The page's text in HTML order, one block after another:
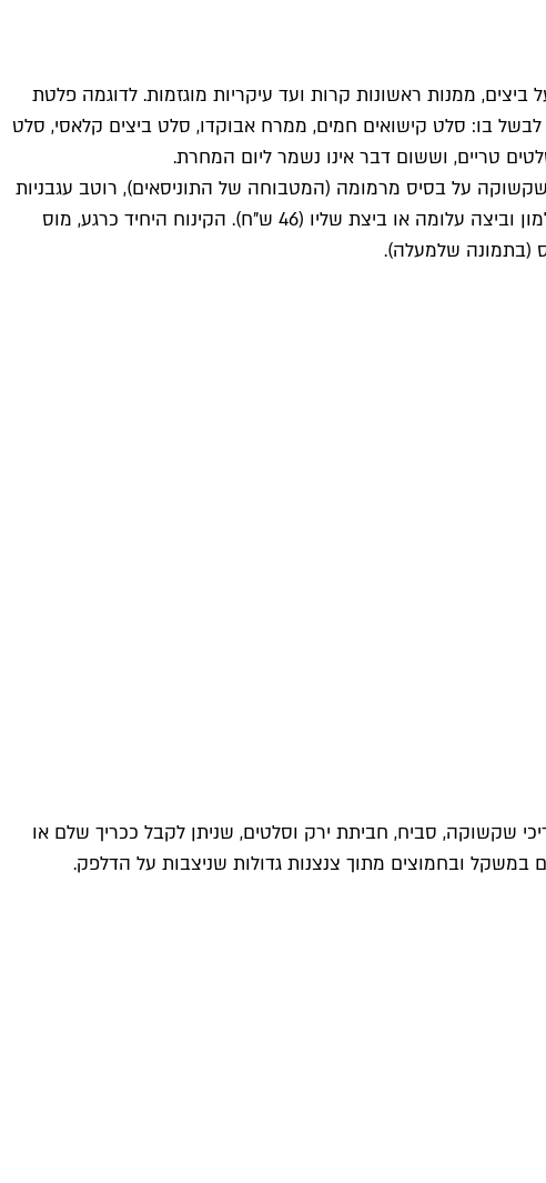
ביצים, ממנות ראשונות קרות ועד עיקריות מוגזמות. לדוגמה פלטת
בו: סלט קישואים חמים, ממרח אבוקדו, סלט ביצים קלאסי, סלט
אינסטגרם מובהקות כמו ביצת עין עם מוצרלה מוקרמת ותוספות (61 ש"ח ליחיד/116 ש"ח לזוג), שקשוקה על בסיס מרמומה (המטבוחה של התוניסאים), רוטב עגבניות
טריפוליטאי פיקנטי מתוצרת בית (46 ש"ח), פריטטה רכה ואוורירית (43 ש"ח) וכלת שבת – חלה אישית במילוי גבינת שמנת, סלמון וביצה עלומה או ביצת שליו (46 ש"ח). הקינוח היחיד כרגע, מוס
במקום, מציע התפריט גם סלט בהרכבה אישית עם אופציה לתוספת סלט ביצים/טונה (36 ש"ח) וכריכי שקשוקה, סביח, חביתת ירק וסלטים, שניתן לקבל ככריך שלם או
להצטייד בסלטים במשקל ובחמוצים מתוך צנצנות גדולות שניצבות על הדלפק.